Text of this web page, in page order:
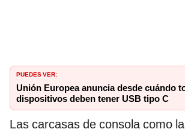
PUEDES VER:
Unión Europea anuncia desde cuándo
dispositivos deben tener USB tipo C
Las carcasas de consola como